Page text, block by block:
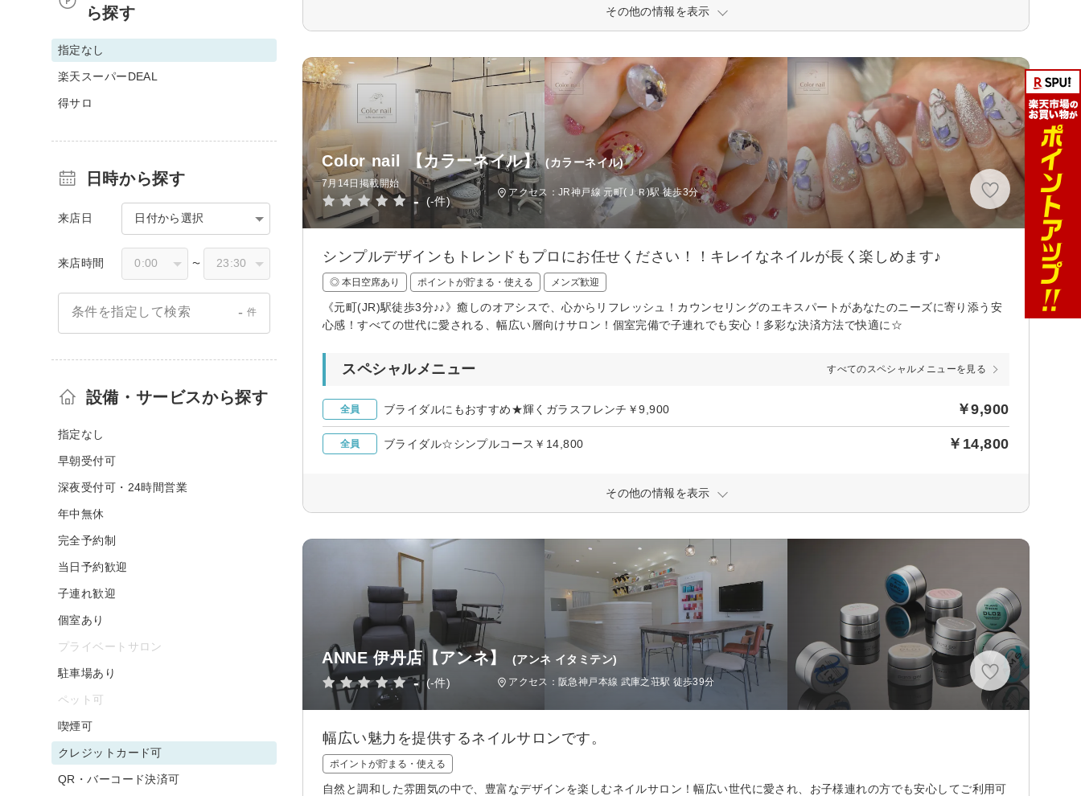
その他の情報を表示
Color nail 【カラーネイル】 (カラーネイル)
7月14日掲載開始
- (-件)
アクセス：JR神戸線 元町(ＪＲ)駅 徒歩3分
シンプルデザインもトレンドもプロにお任せください！！キレイなネイルが長く楽しめます♪
◎ 本日空席あり ポイントが貯まる・使える メンズ歓迎
《元町(JR)駅徒歩3分♪♪》癒しのオアシスで、心からリフレッシュ！カウンセリングのエキスパートがあなたのニーズに寄り添う安
心感！すべての世代に愛される、幅広い層向けサロン！個室完備で子連れでも安心！多彩な決済方法で快適に☆
スペシャルメニュー すべてのスペシャルメニューを見る
全員 ブライダルにもおすすめ★輝くガラスフレンチ￥9,900 ￥9,900
全員 ブライダル☆シンプルコース￥14,800 ￥14,800
その他の情報を表示
ANNE 伊丹店【アンネ】 (アンネ イタミテン)
- (-件) アクセス：阪急神戸本線 武庫之荘駅 徒歩39分
幅広い魅力を提供するネイルサロンです。
ポイントが貯まる・使える
自然と調和した雰囲気の中で、豊富なデザインを楽しむネイルサロン！幅広い世代に愛され、お子様連れの方でも安心してご利用可
ら探す
指定なし
楽天スーパーDEAL
得サロ
日時から探す
来店日 日付から選択
来店時間 〜
条件を指定して検索 - 件
設備・サービスから探す
指定なし
早朝受付可
深夜受付可・24時間営業
年中無休
完全予約制
当日予約歓迎
子連れ歓迎
個室あり
プライベートサロン
駐車場あり
ペット可
喫煙可
クレジットカード可
QR・バーコード決済可